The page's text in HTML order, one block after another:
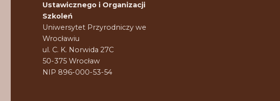
Ustawicznego i Organizacji
Szkoleń
Uniwersytet Przyrodniczy we
Wrocławiu
ul. C. K. Norwida 27C
50-375 Wrocław
NIP 896-000-53-54